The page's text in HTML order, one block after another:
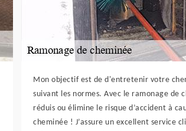
Mon objectif est de d'entretenir votre
suivant les normes. Avec le ramonage de
réduis ou élimine le risque d’accident à
cheminée ! J’assure un excellent service